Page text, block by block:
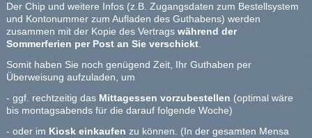
Der Chip und weitere Infos (z.B. Zugangsdaten zum Bestellsystem
und Kontonummer zum Aufladen des Guthabens) werden
zusammen mit der Kopie des Vertrags während der
Sommerferien per Post an Sie verschickt.
Somit haben Sie noch genügend Zeit, Ihr Guthaben per
Überweisung aufzuladen, um
- ggf. rechtzeitig das Mittagessen vorzubestellen (optimal wäre
bis montagsabends für die darauf folgende Woche)
- oder im Kiosk einkaufen zu können. (In der gesamten Mensa